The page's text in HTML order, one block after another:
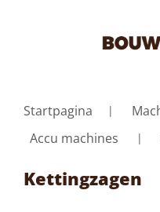
Startpagina
Accu machines
Kettingzagen